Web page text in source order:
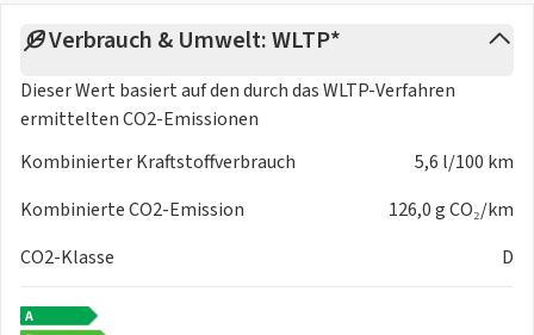
- Sitze vorn höhenverstellbar
- Sonnenblenden mit Make-up-Spiegel
- Steckdose (12V-Anschluss) im Koffer-/Laderaum
- Steckdose (12V-Anschluss) in Mittelkonsole
- Ziernähte farbig
- Sitzheizung vorn
-Fernlichtassistent
Leaving Home)
Verbrauch & Umwelt: WLTP*
Dieser Wert basiert auf den durch dasWLTP-Verfahren
ermittelten CO2-Emissionen
Kombinierter Kraftstoffverbrauch
5,6 l/100 km
Kombinierte CO2-Emission
126,0 g CO₂/km
CO2-Klasse
D